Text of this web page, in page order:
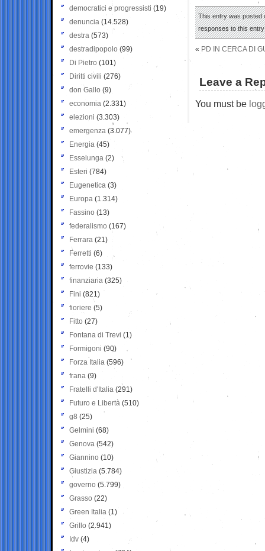
This entry was posted
responses to this
« PD IN CERCA DI
Leave a
You must be
democratici e progressisti (19)
denuncia (14.528)
destra (573)
destradipopolo (99)
Di Pietro (101)
Diritti civili (276)
don Gallo (9)
economia (2.331)
elezioni (3.303)
emergenza (3.077)
Energia (45)
Esselunga (2)
Esteri (784)
Eugenetica (3)
Europa (1.314)
Fassino (13)
federalismo (167)
Ferrara (21)
Ferretti (6)
ferrovie (133)
finanziaria (325)
Fini (821)
fioriere (5)
Fitto (27)
Fontana di Trevi (1)
Formigoni (90)
Forza Italia (596)
frana (9)
Fratelli d'Italia (291)
Futuro e Libertà (510)
g8 (25)
Gelmini (68)
Genova (542)
Giannino (10)
Giustizia (5.784)
governo (5.799)
Grasso (22)
Green Italia (1)
Grillo (2.941)
Idv (4)